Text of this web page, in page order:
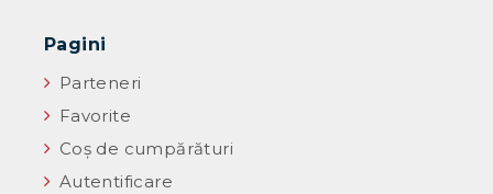
Pagini
Parteneri
Favorite
Coș de cumpărături
Autentificare